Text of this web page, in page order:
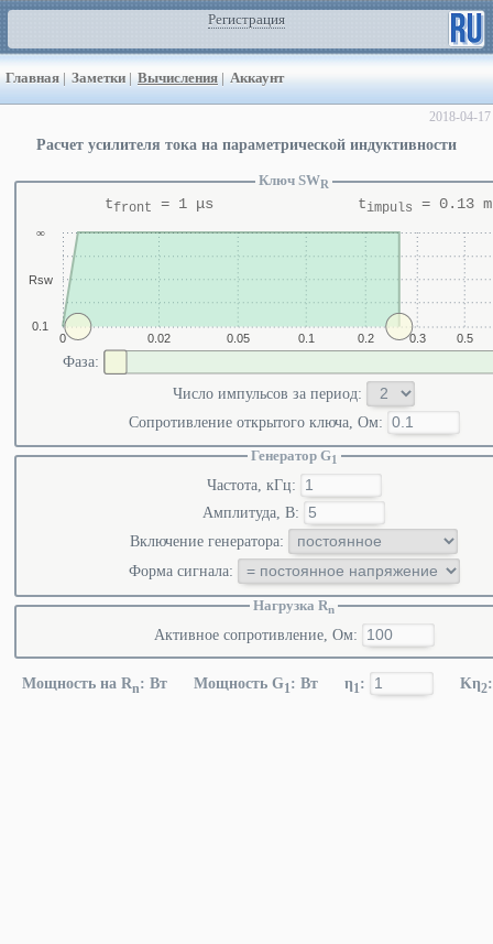
Регистрация
Главная | Заметки | Вычисления | Аккаунт
2018-04-17
Расчет усилителя тока на параметрической индуктивности
Ключ SWR
tfront = 1μs timpuls = 0.13
∞
Rsw
0.1
0
0.02 0.05 0.1 0.2 0.3 0.5
Фаза:
Число импульсов за период:
Сопротивление открытого ключа, Ом:
Генератор G1
Частота, кГц:
Амплитуда, В:
Включение генератора:
Форма сигнала:
Нагрузка Rn
Активное сопротивление, Ом:
Мощность на Rn: Вт Мощность G1: Вт η1: Kη2: